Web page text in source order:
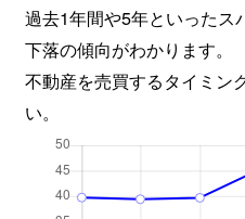
過去1年間や5年といったス
下落の傾向がわかります。
不動産を売買するタイミン
い。